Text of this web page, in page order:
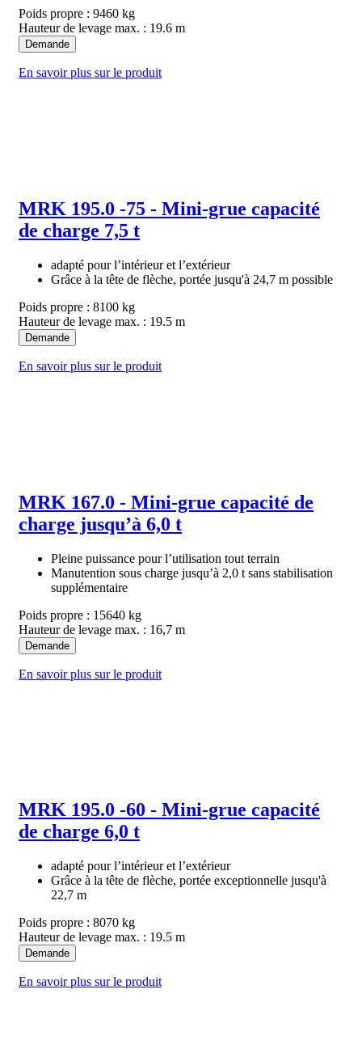
Poids propre : 9460 kg
Hauteur de levage max. : 19.6 m
Demande
En savoir plus sur le produit
MRK 195.0 -75 - Mini-grue capacité
de charge 7,5 t
adapté pour l’intérieur et l’extérieur
Grâce à la tête de flèche, portée jusqu'à 24,7 m possible
Poids propre : 8100 kg
Hauteur de levage max. : 19.5 m
Demande
En savoir plus sur le produit
MRK 167.0 - Mini-grue capacité de
charge jusqu’à 6,0 t
Pleine puissance pour l’utilisation tout terrain
Manutention sous charge jusqu’à 2,0 t sans stabilisation
supplémentaire
Poids propre : 15640 kg
Hauteur de levage max. : 16,7 m
Demande
En savoir plus sur le produit
MRK 195.0 -60 - Mini-grue capacité
de charge 6,0 t
adapté pour l’intérieur et l’extérieur
Grâce à la tête de flèche, portée exceptionnelle jusqu'à
22,7 m
Poids propre : 8070 kg
Hauteur de levage max. : 19.5 m
Demande
En savoir plus sur le produit